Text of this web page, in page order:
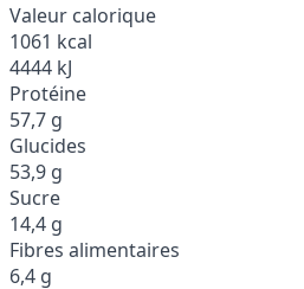
Valeur calorique
1061 kcal
4444 kJ
Protéine
57,7 g
Glucides
53,9 g
Sucre
14,4 g
Fibres alimentaires
6,4 g